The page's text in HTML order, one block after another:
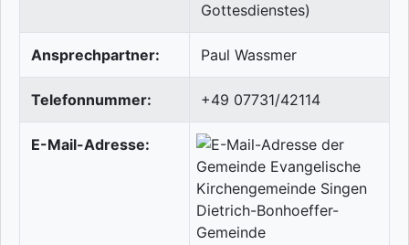
Gottesdienstes)
Ansprechpartner: Paul Wassmer
Telefonnummer: +49 07731/42114
E-Mail-Adresse: